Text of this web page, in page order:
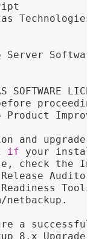
Software
proceeding.
and upgrade
if your
check the
Release
Tools
a successful
8.x Upgrade